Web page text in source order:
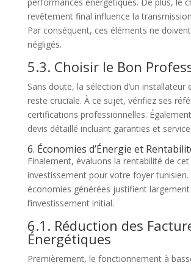
revêtement final influence la
Par conséquent, ces éléments ne
négligés.
5.3. Choisir le Bon
Sans doute, la sélection d’un installateur
reste cruciale. À ce sujet, vérifiez ses
certifications professionnelles.
devis détaillé incluant garanties et
6. Économies d’Énergie et
Finalement, évaluons la rentabilité de cet
investissement pour votre foyer tunisien.
économies générées justifient largement
l’investissement initial.
6.1. Réduction des
Énergétiques
Premièrement, le fonctionnement à